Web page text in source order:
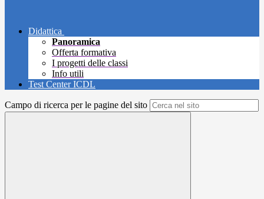
Didattica
Panoramica
Offerta formativa
I progetti delle classi
Info utili
Test Center ICDL
Campo di ricerca per le pagine del sito